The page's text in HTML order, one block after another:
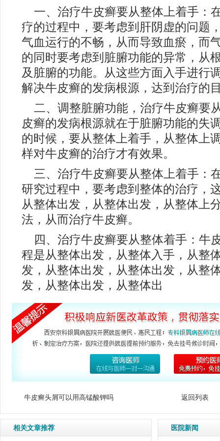
一、治疗牛皮癣要从整体上着手：
疗的过程中，要考虑到肝阴虚的问题
气血运行的不畅，从而导致血瘀，而
的同时要考虑到脏腑功能的异常，从
及脏腑的功能。从这些方面入手进行
解决牛皮癣的发病根源，达到治疗的
二、调整脏腑功能，治疗牛皮癣要
皮癣的发病根源就在于脏腑功能的失
的时候，要从整体上着手，从整体上
样对牛皮癣的治疗才有效果。
三、治疗牛皮癣要从整体上着手：
研究过程中，要考虑到整体的治疗，
从整体出发，从整体出发，从整体上
法，从而治疗牛皮癣。
四、治疗牛皮癣要从整体着手：牛
程是从整体出发，从整体入手，从整
发，从整体出发，从整体出发，从整
发，从整体出发，从整体出
牛皮癣头屑可以用高锰酸钾吗 返回列表
相关文章推荐 医院新闻